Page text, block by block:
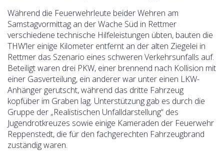
Während die Feuerwehrleute beider Wehren am
Samstagvormittag an der Wache Süd in Rettmer
verschiedene technische Hilfeleistungen übten, bauten die
THW‘ler einige Kilometer entfernt an der alten Ziegelei in
Rettmer das Szenario eines schweren Verkehrsunfalls auf.
Beteiligt waren drei PKW, einer brennend nach Kollision mit
einer Gasverteilung, ein anderer war unter einen LKW-
Anhänger gerutscht, während das dritte Fahrzeug
kopfüber im Graben lag. Unterstützung gab es durch die
Gruppe der „Realistischen Unfalldarstellung“ des
Jugendrotkreuzes sowie einige Kameraden der Feuerwehr
Reppenstedt, die für den fachgerechten Fahrzeugbrand
zuständig waren.